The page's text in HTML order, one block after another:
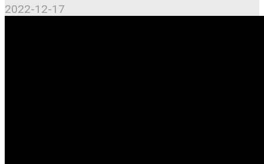
2022-12-17